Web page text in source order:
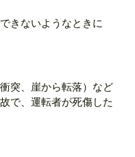
きないようなときに
突、崖から転落）など
で、運転者が死傷した